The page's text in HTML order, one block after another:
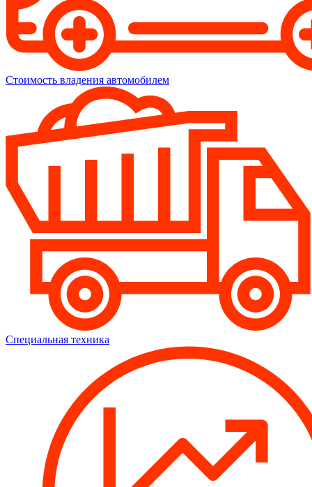
Стоимость владения автомобилем
Специальная техника